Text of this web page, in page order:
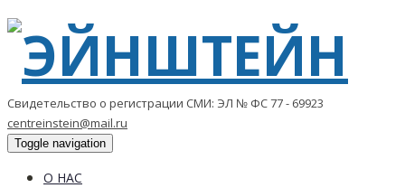
Свидетельство о регистрации СМИ: ЭЛ № ФС 77 - 69923
centreinstein@mail.ru
Toggle navigation
О НАС